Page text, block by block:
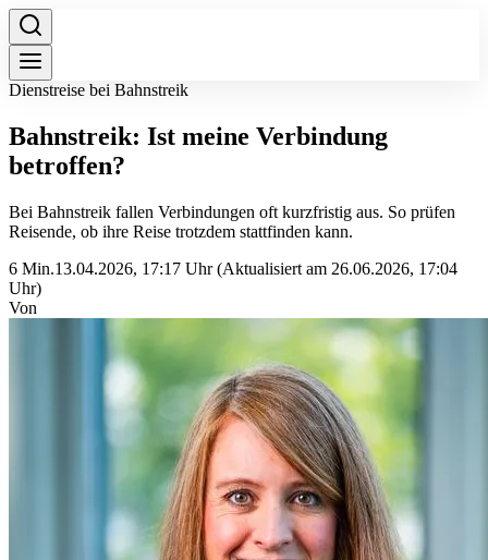
Dienstreise bei Bahnstreik
Bahnstreik: Ist meine Verbindung
betroffen?
Bei Bahnstreik fallen Verbindungen oft kurzfristig aus. So prüfen
Reisende, ob ihre Reise trotzdem stattfinden kann.
6 Min.13.04.2026, 17:17 Uhr(Aktualisiert am 26.06.2026, 17:04
Uhr)
Von